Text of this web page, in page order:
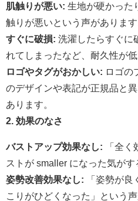
肌触りが悪い: 生地が硬かった
触りが悪いという声があります
すぐに破損: 洗濯したらすぐに
れてしまったなど、耐久性が
ロゴやタグがおかしい: ロゴの
のデザインや表記が正規品と
あります。
2. 効果のなさ
バストアップ効果なし: 「全く
ストが smaller になった気がす
姿勢改善効果なし: 「姿勢が良
こりがひどくなった」という声